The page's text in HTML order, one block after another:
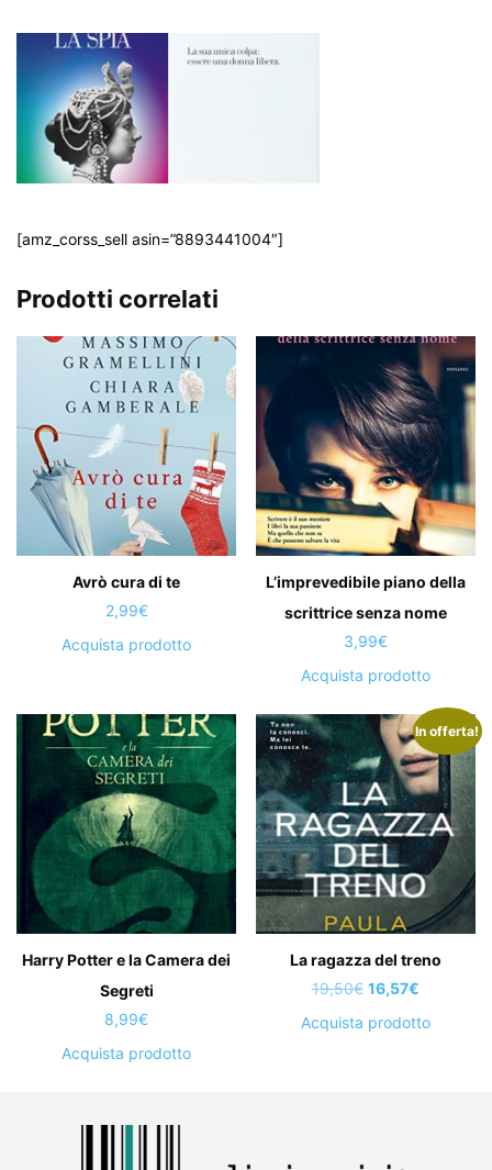
[amz_corss_sell asin=”8893441004″]
Prodotti correlati
Avrò cura di te
2,99€
Acquista prodotto
L’imprevedibile piano della
scrittrice senza nome
3,99€
Acquista prodotto
Harry Potter e la Camera dei
Segreti
8,99€
Acquista prodotto
In offerta!
La ragazza del treno
19,50€ Il
prezzo
16,57€Il
prezzo
Acquista prodotto